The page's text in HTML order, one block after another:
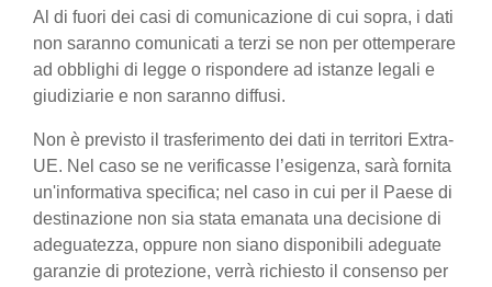
Al di fuori dei casi di comunicazione di cui sopra, i dati
non saranno comunicati a terzi se non per ottemperare
ad obblighi di legge o rispondere ad istanze legali e
giudiziarie e non saranno diffusi.
Non è previsto il trasferimento dei dati in territori Extra-
UE. Nel caso se ne verificasse l’esigenza, sarà fornita
un'informativa specifica; nel caso in cui per il Paese di
destinazione non sia stata emanata una decisione di
adeguatezza, oppure non siano disponibili adeguate
garanzie di protezione, verrà richiesto il consenso per